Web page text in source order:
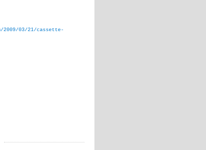
2009/03/21/cassette-